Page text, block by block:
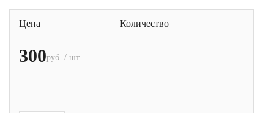
Цена Количество
300руб. / шт.